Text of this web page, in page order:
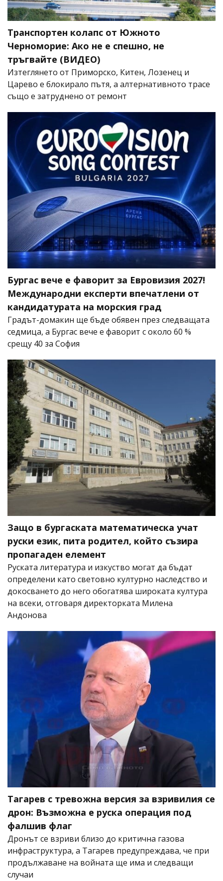
Транспортен колапс от Южното
Черноморие: Ако не е спешно, не
тръгвайте (ВИДЕО)
Изтеглянето от Приморско, Китен, Лозенец и
Царево е блокирало пътя, а алтернативното трасе
също е затруднено от ремонт
Бургас вече е фаворит за Евровизия 2027!
Международни експерти впечатлени от
кандидатурата на морския град
Градът-домакин ще бъде обявен през следващата
седмица, а Бургас вече е фаворит с около 60 %
срещу 40 за София
Защо в бургаската математическа учат
руски език, пита родител, който съзира
пропагаден елемент
Руската литература и изкуство могат да бъдат
определени като световно културно наследство и
докосването до него обогатява широката култура
на всеки, отговаря директорката Милена
Андонова
Тагарев с тревожна версия за взривилия се
дрон: Възможна е руска операция под
фалшив флаг
Дронът се взриви близо до критична газова
инфраструктура, а Тагарев предупреждава, че при
продължаване на войната ще има и следващи
случаи